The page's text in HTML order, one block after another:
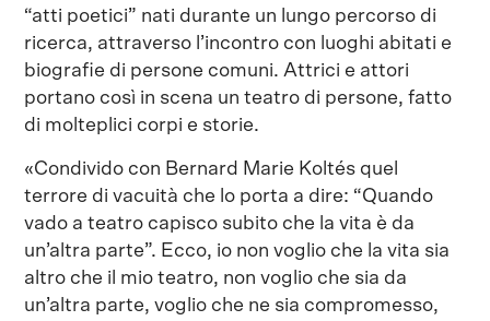
“atti poetici” nati durante un lungo percorso di
ricerca, attraverso l’incontro con luoghi abitati e
biografie di persone comuni. Attrici e attori
portano così in scena un teatro di persone, fatto
di molteplici corpi e storie.
«Condivido con Bernard Marie Koltés quel
terrore di vacuità che lo porta a dire: “Quando
vado a teatro capisco subito che la vita è da
un’altra parte”. Ecco, io non voglio che la vita sia
altro che il mio teatro, non voglio che sia da
un’altra parte, voglio che ne sia compromesso,